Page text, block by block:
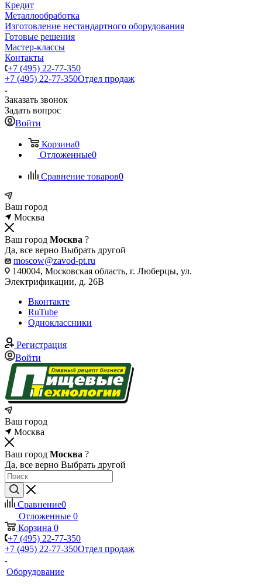
Кредит
Металлообработка
Изготовление нестандартного оборудования
Готовые решения
Мастер-классы
Контакты
+7 (495) 22-77-350
+7 (495) 22-77-350Отдел продаж
Заказать звонок
Задать вопрос
Войти
Корзина0
Отложенные0
Сравнение товаров0
Ваш город
Москва
Ваш город Москва ?
Да, все верно Выбрать другой
moscow@zavod-pt.ru
140004, Московская область, г. Люберцы, ул.
Электрификации, д. 26В
Вконтакте
RuTube
Одноклассники
Регистрация
Войти
Ваш город
Москва
Ваш город Москва ?
Да, все верно Выбрать другой
Сравнение0
Отложенные 0
Корзина 0
+7 (495) 22-77-350
+7 (495) 22-77-350Отдел продаж
Оборудование